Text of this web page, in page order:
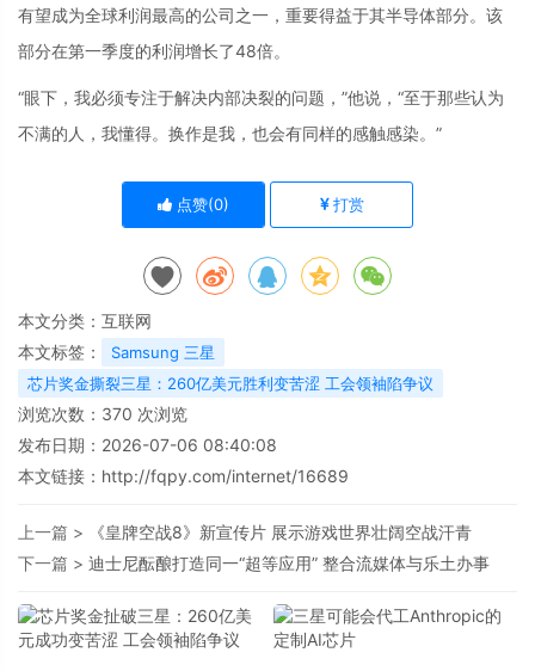
有望成为全球利润最高的公司之一，重要得益于其半导体部分。该
部分在第一季度的利润增长了48倍。
“眼下，我必须专注于解决内部决裂的问题，”他说，“至于那些认为
不满的人，我懂得。换作是我，也会有同样的感触感染。”
点赞(0) 打赏
本文分类： 互联网
本文标签：
Samsung 三星
芯片奖金撕裂三星：260亿美元胜利变苦涩 工会领袖陷争议
浏览次数： 370 次浏览
发布日期：2026-07-06 08:40:08
本文链接： http://fqpy.com/internet/16689
上一篇 >
《皇牌空战8》新宣传片 展示游戏世界壮阔空战汗青
下一篇 > 迪士尼酝酿打造同一“超等应用” 整合流媒体与乐土办事